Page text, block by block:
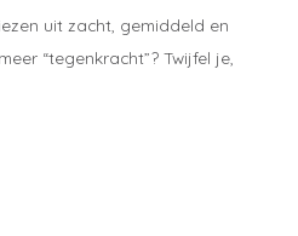
uit zacht, gemiddeld en
“tegenkracht”? Twijfel je,